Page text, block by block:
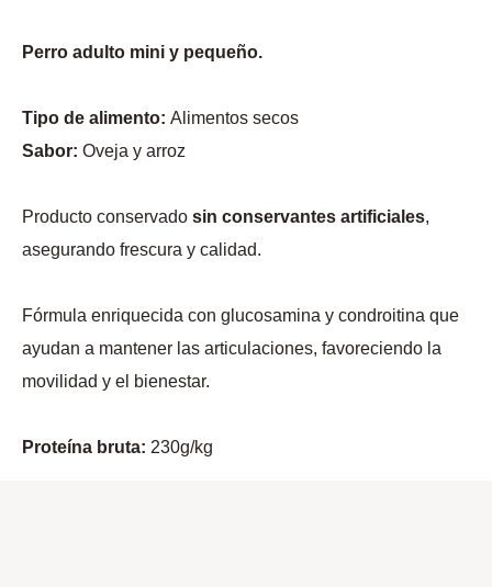
Perro adulto mini y pequeño.
Tipo de alimento: Alimentos secos
Sabor: Oveja y arroz
Producto conservado sin conservantes artificiales,
asegurando frescura y calidad.
Fórmula enriquecida con glucosamina y condroitina que
ayudan a mantener las articulaciones, favoreciendo la
movilidad y el bienestar.
Proteína bruta: 230g/kg